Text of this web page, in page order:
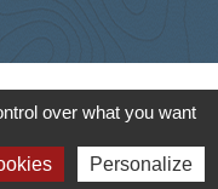
over what you want
Personalize